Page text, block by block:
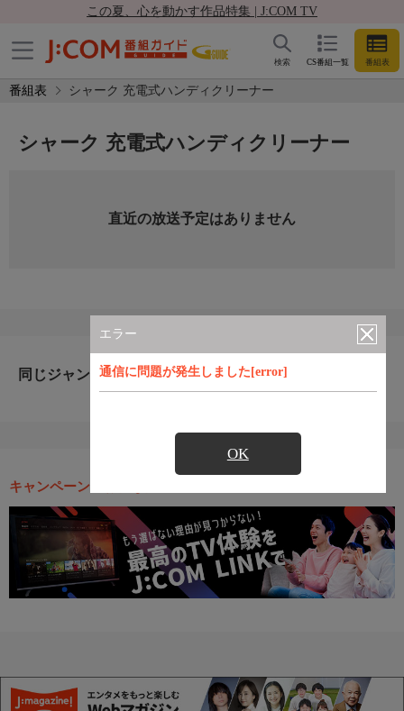
この夏、心を動かす作品特集 | J:COM TV
CS番組一覧 番組表
検索
番組表 シャーク 充電式ハンディクリーナー
エラー
通信に問題が発生しました[error]
OK
シャーク 充電式ハンディクリーナー
直近の放送予定はありません
同じジャンルのおすすめ番組
キャンペーン・お得な情報